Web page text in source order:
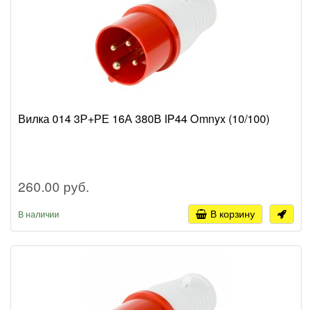
Вилка 014 3Р+РЕ 16А 380В IP44 Omnyx (10/100)
260.00 руб.
В наличии В корзину